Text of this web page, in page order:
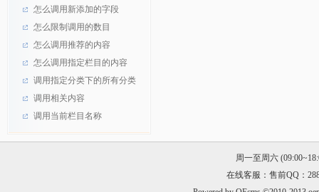
怎么调用新添加的字段
怎么限制调用的数目
怎么调用推荐的内容
怎么调用指定栏目的内容
调用指定分类下的所有分类
调用相关内容
调用当前栏目名称
周一至周六
在线客服：售前QQ：